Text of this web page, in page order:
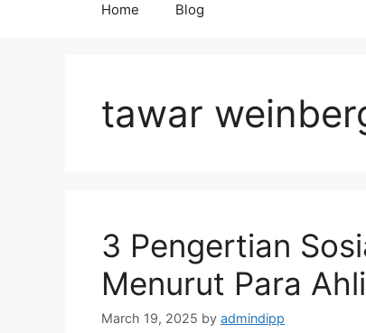
Home Blog
tawar
3 Pengertian
Menurut Para Ahli
March 19, 2025 by admindipp